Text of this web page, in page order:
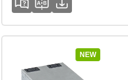
NEW